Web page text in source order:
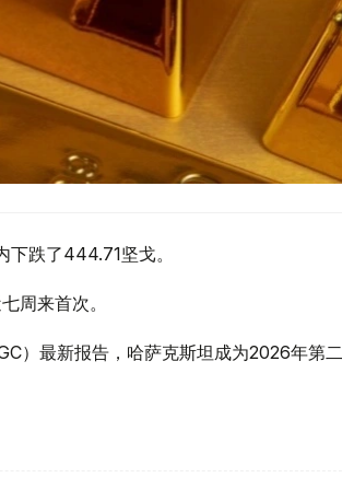
下跌了444.71坚戈。
周来首次。
）最新报告，哈萨克斯坦成为2026年第二